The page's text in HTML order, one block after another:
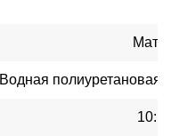
Водная полиуретановая,
10:1